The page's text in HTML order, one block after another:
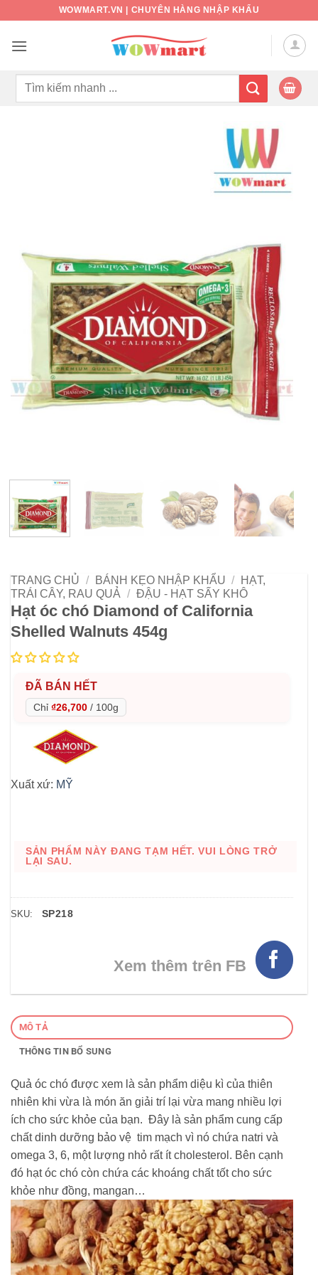
nội
WOWMART.VN | CHUYÊN HÀNG NHẬP KHẨU
Tìm
TRANG CHỦ / BÁNH KẸO NHẬP KHẨU /
HẠT,
TRÁI CÂY, RAU QUẢ / ĐẬU - HẠT SẤY KHÔ
Hạt óc chó Diamond of California
Shelled Walnuts 454g
ĐÃ BÁN HẾT
Chỉ ₫26,700 / 100g
Xuất xứ: MỸ
SẢN PHẨM NÀY ĐANG TẠM HẾT. VUI LÒNG TRỞ
LẠI SAU.
SKU: SP218
Xem thêm trên FB
MÔ TẢ
THÔNG TIN BỔ SUNG
Quả óc chó được xem là sản phẩm diệu kì của thiên
nhiên khi vừa là món ăn giải trí lại vừa mang nhiều lợi
ích cho sức khỏe của bạn. Đây là sản phẩm cung cấp
chất dinh dưỡng bảo vệ tim mạch vì nó chứa natri và
omega 3, 6, một lượng nhỏ rất ít cholesterol. Bên cạnh
đó hạt óc chó còn chứa các khoáng chất tốt cho sức
khỏe như đồng, mangan…